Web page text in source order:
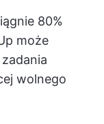
80%
może
wolnego